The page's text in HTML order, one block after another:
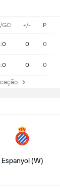
GC +/- P
0 0
0 0
Espanyol (W)